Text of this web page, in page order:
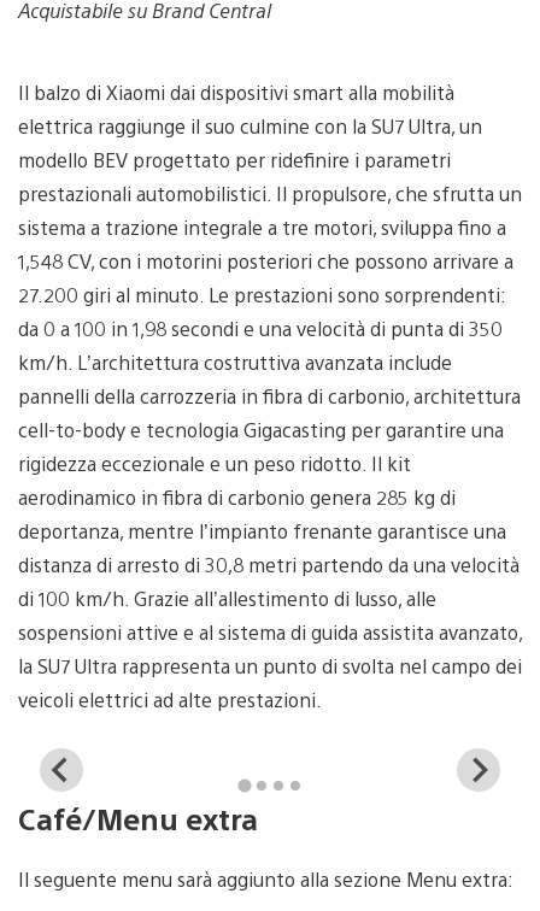
Acquistabile su Brand Central
Il balzo di Xiaomi dai dispositivi smart alla mobilità
elettrica raggiunge il suo culmine con la SU7 Ultra, un
modello BEV progettato per ridefinire i parametri
prestazionali automobilistici. Il propulsore, che sfrutta un
sistema a trazione integrale a tre motori, sviluppa fino a
1,548 CV, con i motorini posteriori che possono arrivare a
27.200 giri al minuto. Le prestazioni sono sorprendenti:
da 0 a 100 in 1,98 secondi e una velocità di punta di 350
km/h. L’architettura costruttiva avanzata include
pannelli della carrozzeria in fibra di carbonio, architettura
cell-to-body e tecnologia Gigacasting per garantire una
rigidezza eccezionale e un peso ridotto. Il kit
aerodinamico in fibra di carbonio genera 285 kg di
deportanza, mentre l’impianto frenante garantisce una
distanza di arresto di 30,8 metri partendo da una velocità
di 100 km/h. Grazie all’allestimento di lusso, alle
sospensioni attive e al sistema di guida assistita avanzato,
la SU7 Ultra rappresenta un punto di svolta nel campo dei
veicoli elettrici ad alte prestazioni.
View
download
Café/Menu extra
Il seguente menu sarà aggiunto alla sezione Menu extra: